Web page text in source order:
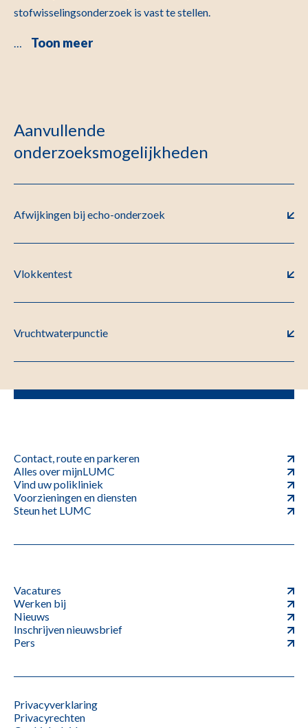
stofwisselingsonderzoek is vast te stellen.
… Toon meer
Aanvullende
onderzoeksmogelijkheden
Afwijkingen bij echo-onderzoek
Vlokkentest
Vruchtwaterpunctie
Contact, route en parkeren
Alles over mijnLUMC
Vind uw polikliniek
Voorzieningen en diensten
Steun het LUMC
Vacatures
Werken bij
Nieuws
Inschrijven nieuwsbrief
Pers
Privacyverklaring
Privacyrechten